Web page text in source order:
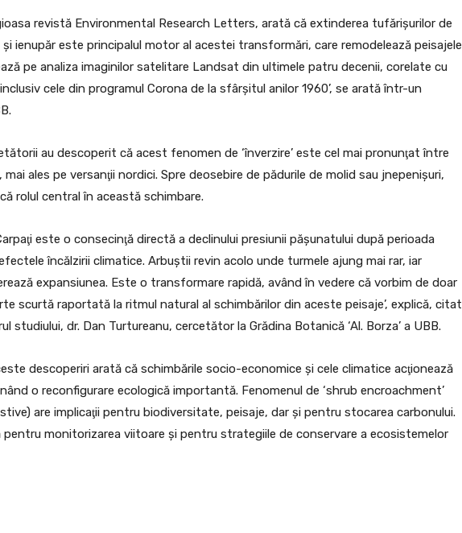
revistă Environmental Research Letters, arată că extinderea tufărişurilor de
ienupăr este principalul motor al acestei transformări, care remodelează peisajele
pe analiza imaginilor satelitare Landsat din ultimele patru decenii, corelate cu
cele din programul Corona de la sfârşitul anilor 1960’, se arată într-un
au descoperit că acest fenomen de ‘înverzire’ este cel mai pronunţat între
ales pe versanţii nordici. Spre deosebire de pădurile de molid sau jnepenişuri,
rolul central în această schimbare.
este o consecinţă directă a declinului presiunii păşunatului după perioada
încălzirii climatice. Arbuştii revin acolo unde turmele ajung mai rar, iar
expansiunea. Este o transformare rapidă, având în vedere că vorbim de doar
scurtă raportată la ritmul natural al schimbărilor din aceste peisaje’, explică, citat
studiului, dr. Dan Turtureanu, cercetător la Grădina Botanică ‘Al. Borza’ a UBB.
descoperiri arată că schimbările socio-economice şi cele climatice acţionează
o reconfigurare ecologică importantă. Fenomenul de ‘shrub encroachment’
are implicaţii pentru biodiversitate, peisaje, dar şi pentru stocarea carbonului.
monitorizarea viitoare şi pentru strategiile de conservare a ecosistemelor